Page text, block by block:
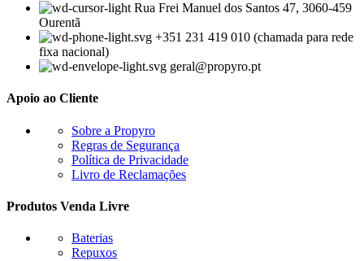
Rua Frei Manuel dos Santos 47, 3060-459
Ourentã​
+351 231 419 010 (chamada para rede
fixa nacional)
geral@propyro.pt
Apoio ao Cliente
Sobre a Propyro
Regras de Segurança
Política de Privacidade
Livro de Reclamações
Produtos Venda Livre
Baterias
Repuxos